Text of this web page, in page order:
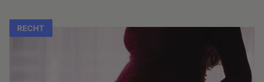
RECHT